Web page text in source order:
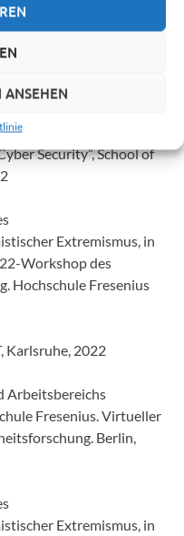
ANSEHEN
Extremismus, in
Workshop des
Guest lecture in
Security”, School of
Extremismus, in
Workshop des
Hochschule Fresenius
Karlsruhe, 2022
Arbeitsbereichs
Fresenius. Virtueller
Berlin,
Extremismus, in